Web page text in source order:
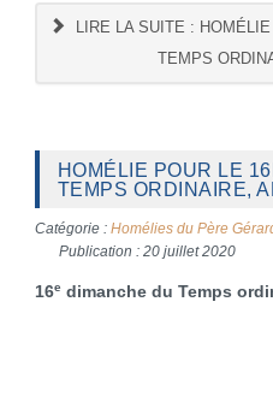
LIRE LA SUITE :
TEMPS
HOMÉLIE POUR LE
TEMPS ORDINAIRE,
Catégorie : Homélies du Père
Publication : 20 juillet 2020
16e dimanche du Temps